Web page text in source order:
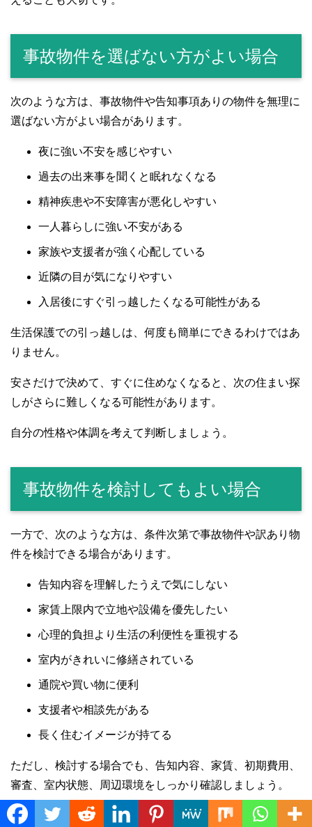
事故物件を選ばない方がよい場合
次のような方は、事故物件や告知事項ありの物件を無理に
選ばない方がよい場合があります。
夜に強い不安を感じやすい
過去の出来事を聞くと眠れなくなる
精神疾患や不安障害が悪化しやすい
一人暮らしに強い不安がある
家族や支援者が強く心配している
近隣の目が気になりやすい
入居後にすぐ引っ越したくなる可能性がある
生活保護での引っ越しは、何度も簡単にできるわけではあ
りません。
安さだけで決めて、すぐに住めなくなると、次の住まい探
しがさらに難しくなる可能性があります。
自分の性格や体調を考えて判断しましょう。
事故物件を検討してもよい場合
一方で、次のような方は、条件次第で事故物件や訳あり物
件を検討できる場合があります。
告知内容を理解したうえで気にしない
家賃上限内で立地や設備を優先したい
心理的負担より生活の利便性を重視する
室内がきれいに修繕されている
通院や買い物に便利
支援者や相談先がある
長く住むイメージが持てる
ただし、検討する場合でも、告知内容、家賃、初期費用、
審査、室内状態、周辺環境をしっかり確認しましょう。
Translate »